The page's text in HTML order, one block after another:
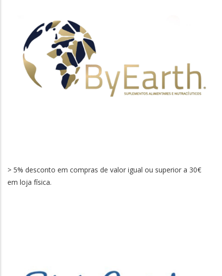
> 5% desconto em compras de valor igual ou superior a 30€
em loja física.